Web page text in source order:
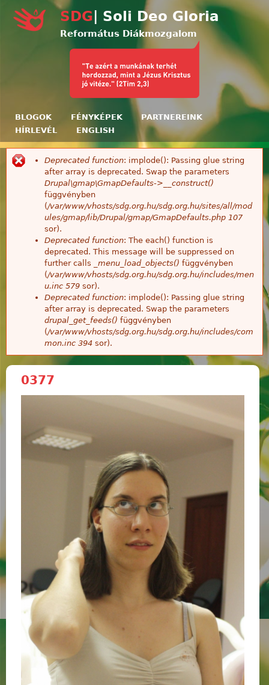
Ugrás a tartalomra
SDG | Soli Deo Gloria
Református Diákmozgalom
BLOGOK FÉNYKÉPEK
PARTNEREINK
HÍRLEVÉL
ENGLISH
Hibaüzenet
Deprecated function: implode(): Passing glue string
after array is deprecated. Swap the parameters
Drupal\gmap\GmapDefaults->__construct()
függvényben
(/var/www/vhosts/sdg.org.hu/sdg.org.hu/sites/all/mod
ules/gmap/lib/Drupal/gmap/GmapDefaults.php 107
sor).
Deprecated function: The each() function is
deprecated. This message will be suppressed on
further calls
_menu_load_objects() függvényben
(/var/www/vhosts/sdg.org.hu/sdg.org.hu/includes/men
u.inc 579 sor).
Deprecated function: implode(): Passing glue string
after array is deprecated. Swap the parameters
drupal_get_feeds() függvényben
(/var/www/vhosts/sdg.org.hu/sdg.org.hu/includes/com
mon.inc 394 sor).
0377